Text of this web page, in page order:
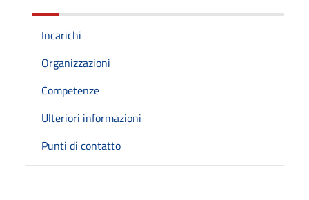
Incarichi
Organizzazioni
Competenze
Ulteriori informazioni
Punti di contatto